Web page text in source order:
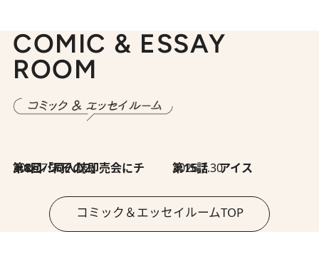
COMIC & ESSAY
ROOM
2026.7.30
第8回「同人誌即売会にチャレンジ その2」 2026.7.30
第15話 アイス
コミック＆エッセイルームTOP